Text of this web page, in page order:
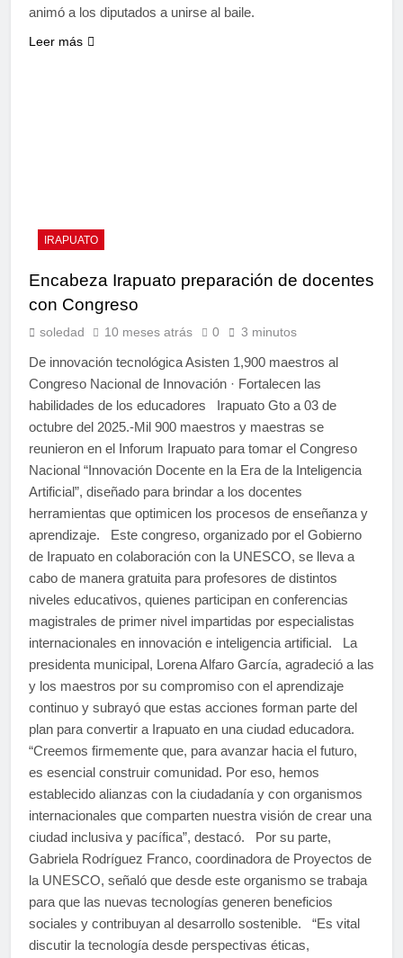
animó a los diputados a unirse al baile.
Leer más
IRAPUATO
Encabeza Irapuato preparación de docentes
con Congreso
soledad 10 meses atrás 0 3 minutos
De innovación tecnológica Asisten 1,900 maestros al
Congreso Nacional de Innovación · Fortalecen las
habilidades de los educadores Irapuato Gto a 03 de
octubre del 2025.-Mil 900 maestros y maestras se
reunieron en el Inforum Irapuato para tomar el Congreso
Nacional “Innovación Docente en la Era de la Inteligencia
Artificial”, diseñado para brindar a los docentes
herramientas que optimicen los procesos de enseñanza y
aprendizaje. Este congreso, organizado por el Gobierno
de Irapuato en colaboración con la UNESCO, se lleva a
cabo de manera gratuita para profesores de distintos
niveles educativos, quienes participan en conferencias
magistrales de primer nivel impartidas por especialistas
internacionales en innovación e inteligencia artificial. La
presidenta municipal, Lorena Alfaro García, agradeció a las
y los maestros por su compromiso con el aprendizaje
continuo y subrayó que estas acciones forman parte del
plan para convertir a Irapuato en una ciudad educadora.
“Creemos firmemente que, para avanzar hacia el futuro,
es esencial construir comunidad. Por eso, hemos
establecido alianzas con la ciudadanía y con organismos
internacionales que comparten nuestra visión de crear una
ciudad inclusiva y pacífica”, destacó. Por su parte,
Gabriela Rodríguez Franco, coordinadora de Proyectos de
la UNESCO, señaló que desde este organismo se trabaja
para que las nuevas tecnologías generen beneficios
sociales y contribuyan al desarrollo sostenible. “Es vital
discutir la tecnología desde perspectivas éticas,